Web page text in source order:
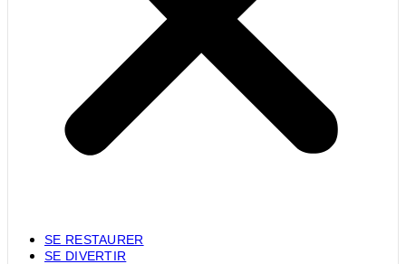
SE RESTAURER
SE DIVERTIR